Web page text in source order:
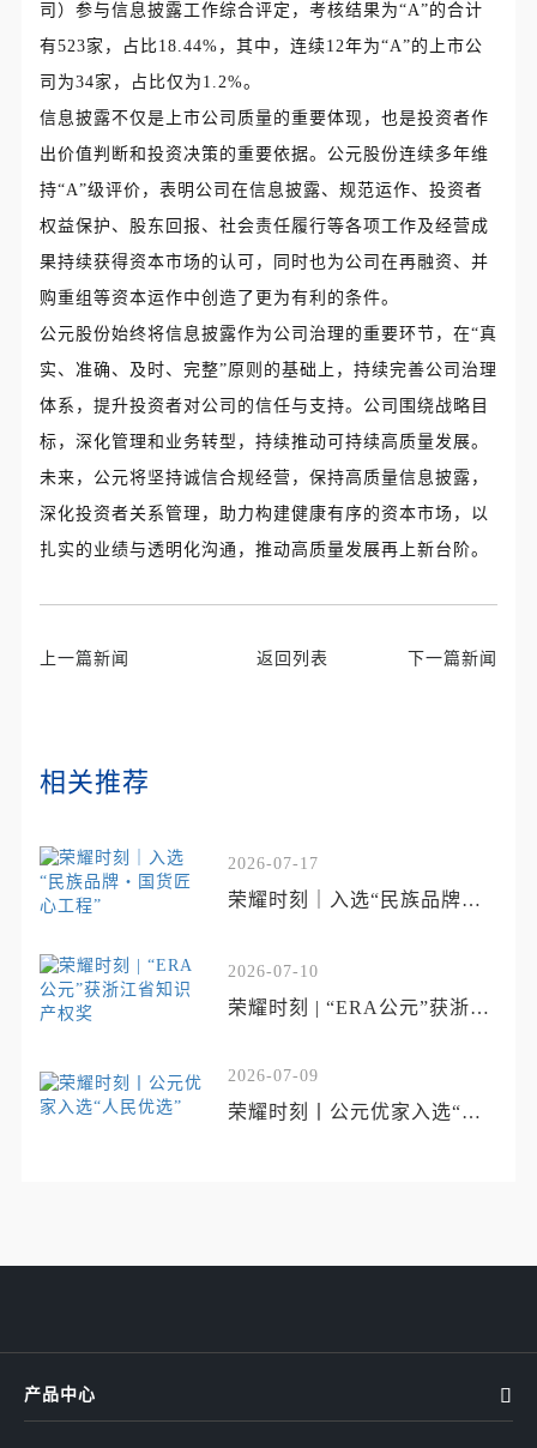
司）参与信息披露工作综合评定，考核结果为“A”的合计
有523家，占比18.44%，其中，连续12年为“A”的上市公
司为34家，占比仅为1.2%。
信息披露不仅是上市公司质量的重要体现，也是投资者作
出价值判断和投资决策的重要依据。公元股份连续多年维
持“A”级评价，表明公司在信息披露、规范运作、投资者
权益保护、股东回报、社会责任履行等各项工作及经营成
果持续获得资本市场的认可，同时也为公司在再融资、并
购重组等资本运作中创造了更为有利的条件。
公元股份始终将信息披露作为公司治理的重要环节，在“真
实、准确、及时、完整”原则的基础上，持续完善公司治理
体系，提升投资者对公司的信任与支持。公司围绕战略目
标，深化管理和业务转型，持续推动可持续高质量发展。
未来，公元将坚持诚信合规经营，保持高质量信息披露，
深化投资者关系管理，助力构建健康有序的资本市场，以
扎实的业绩与透明化沟通，推动高质量发展再上新台阶。
上一篇新闻 返回列表 下一篇新闻
相关推荐
2026-07-17
荣耀时刻｜入选“民族品牌・
2026-07-10
荣耀时刻 | “ERA公元”获浙江
2026-07-09
荣耀时刻丨公元优家入选“人
产品中心 